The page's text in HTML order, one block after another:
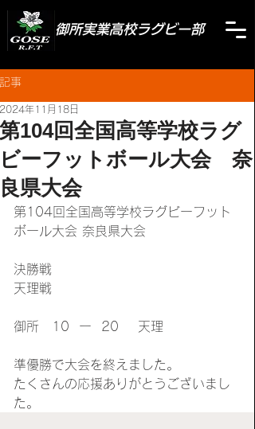
御所実業高校ラグビー部
記事
第104回全国高等学校ラグ
ビーフットボール大会 奈
良県大会
2024年11月18日
第104回全国高等学校ラグビーフット
ボール大会 奈良県大会
決勝戦
天理戦
御所　10  ー  20    天理
準優勝で大会を終えました。
たくさんの応援ありがとうございまし
た。